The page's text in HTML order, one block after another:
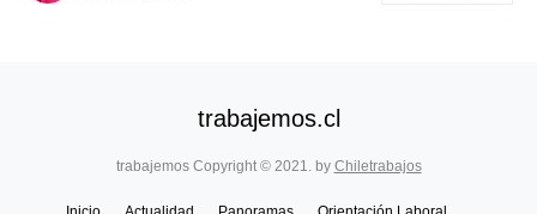
trabajemos.cl
trabajemos Copyright © 2021. by Chiletrabajos